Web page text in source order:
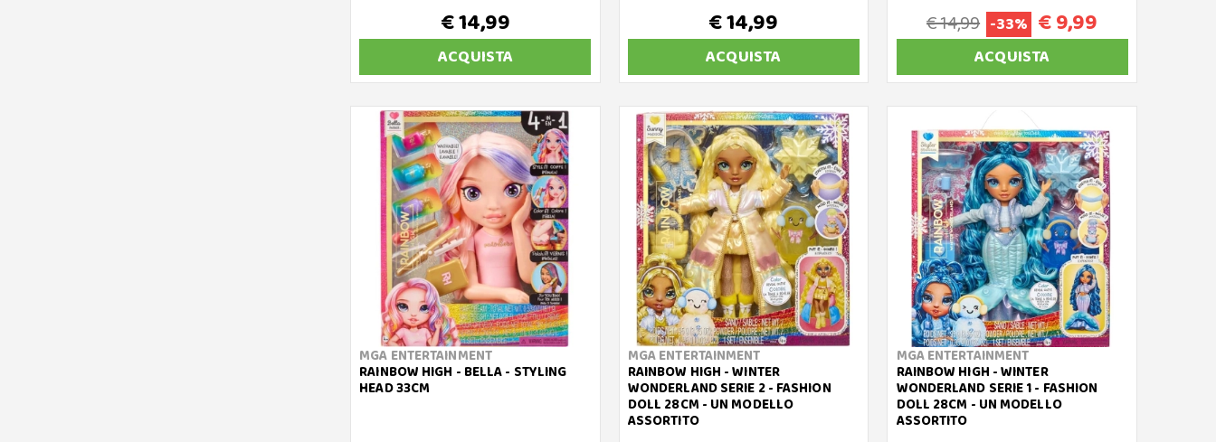
€ 14,99
ACQUISTA
€ 14,99
ACQUISTA
€ 14,99 -33% € 9,99
ACQUISTA
MGA ENTERTAINMENT
RAINBOW HIGH - BELLA - STYLING
HEAD 33CM
MGA ENTERTAINMENT
RAINBOW HIGH - WINTER
WONDERLAND SERIE 2 - FASHION
DOLL 28CM - UN MODELLO
ASSORTITO
MGA ENTERTAINMENT
RAINBOW HIGH - WINTER
WONDERLAND SERIE 1 - FASHION
DOLL 28CM - UN MODELLO
ASSORTITO